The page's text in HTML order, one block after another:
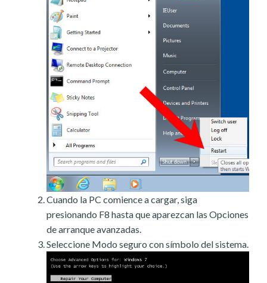
Cuando la PC comience a cargar, siga
presionando F8 hasta que aparezcan las Opciones
de arranque avanzadas.
Seleccione Modo seguro con símbolo del sistema.